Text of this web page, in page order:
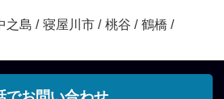
之島 / 寝屋川市 / 桃谷 / 鶴橋 /